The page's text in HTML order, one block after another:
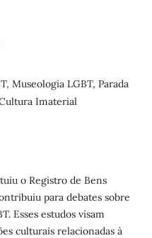
Museologia LGBT, Parada
Imaterial
o Registro de Bens
para debates sobre
Esses estudos visam
culturais relacionadas à